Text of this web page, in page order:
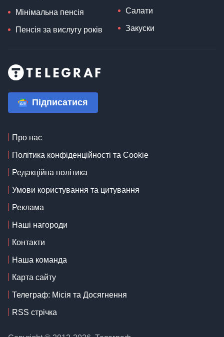
Мінімальна пенсія
Пенсія за вислугу років
Салати
Закуски
Підписатися
Про нас
Політика конфіденційності та Cookie
Редакційна політика
Умови користування та цитування
Реклама
Наші нагороди
Контакти
Наша команда
Карта сайту
Телеграф: Місія та Досягнення
RSS стрічка